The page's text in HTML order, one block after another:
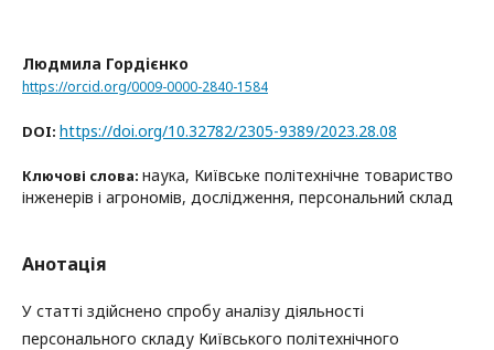
Людмила Гордієнко
https://orcid.org/0009-0000-2840-1584
DOI: https://doi.org/10.32782/2305-9389/2023.28.08
Ключові слова: наука, Київське політехнічне товариство
інженерів і агрономів, дослідження, персональний склад
Анотація
У статті здійснено спробу аналізу діяльності
персонального складу Київського політехнічного